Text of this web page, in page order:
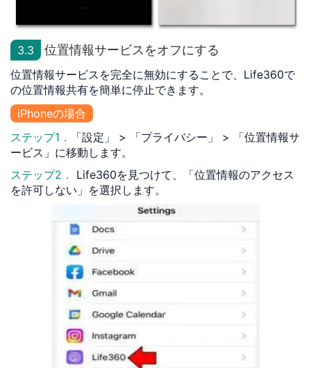
3.3 位置情報サービスをオフにする
位置情報サービスを完全に無効にすることで、Life360で
の位置情報共有を簡単に停止できます。
iPhoneの場合
ステップ1．
「設定」 > 「プライバシー」 > 「位置情報サ
ービス」に移動します。
ステップ2．
Life360を見つけて、「位置情報のアクセス
を許可しない」を選択します。